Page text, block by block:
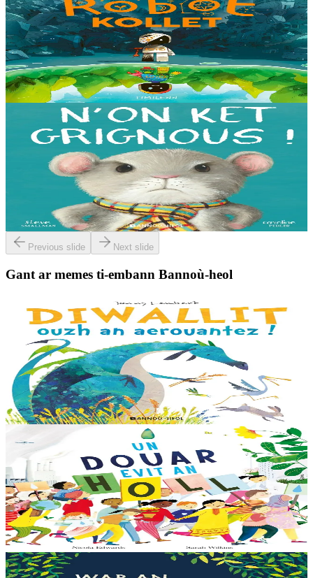
Ar Robot kollet
E kreiz-kreiz un toull-lastez... ez eus ur robotig torret o tihuniñ. N’en
deus ket soñj eus pelec’h eo deuet nag abaoe pegeit emañ aze, met
gouzout a ra n’eo...
Er stok14,00 €
3 bloaz hag ouzhpenn
Bannoù-heol
N'on ket grignous !
E penn ar c’hoad ez eus ul logodenn vihan o chom. Brudet eo
Logodennig evit bezañ grignousañ ha teodekañ logodenn ar vro. Un
deiz en em gav gant ur broc’hig...
Er stok13,00 €
Previous slide Next slide
Gant ar memes ti-embann Bannoù-heol
Bannoù-heol
Diwallit ouzh an aerouantez !
Dreistordinal eo ti nevez Eflammez. Bleunioù zo, geot flour hag
amezeien plijus-tre. Sur eo ?... - N’out ket evit chom amañ ! a huch
al loened all dezhi. Ha...
Er stok13,00 €
Bannoù-heol
Un douar evit an holl
Bras-divent eo hor planedenn ha kaer-meurbet ivez, met ezhomm he
deus ouzhin hag ouzhit. Reiñ da gompren gwelloc’h efedoù Mab-
den war hor planedenn a ra al levr kaer-mañ....
Er stok13,00 €
3 bloaz hag ouzhpenn
Bannoù-heol